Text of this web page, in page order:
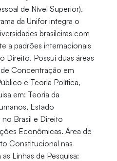
de Nível Superior).
da Unifor integra o
brasileiras com
a padrões internacionais
Direito. Possui duas áreas
Concentração em
e Teoria Política,
em: Teoria da
Estado
Brasil e Direito
Econômicas. Área de
Constitucional nas
Linhas de Pesquisa: